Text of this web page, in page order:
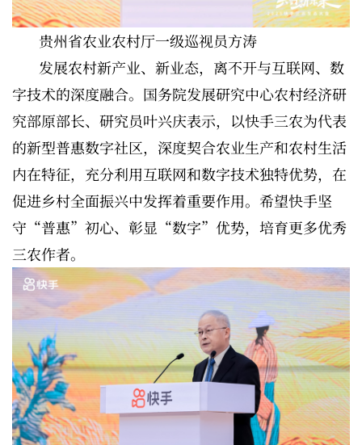
贵州省农业农村厅一级巡视员方涛
发展农村新产业、新业态，离不开与互联网、数
字技术的深度融合。国务院发展研究中心农村经济研
究部原部长、研究员叶兴庆表示，以快手三农为代表
的新型普惠数字社区，深度契合农业生产和农村生活
内在特征，充分利用互联网和数字技术独特优势，在
促进乡村全面振兴中发挥着重要作用。希望快手坚
守“普惠”初心、彰显“数字”优势，培育更多优秀
三农作者。